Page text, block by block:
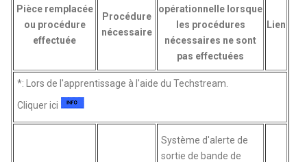
Pièce remplacée
ou procédure
effectuée
Procédure
nécessaire
opérationnelle lorsque
les procédures
nécessaires ne sont
pas effectuées
Lien
*: Lors de l'apprentissage à l'aide du Techstream.
Cliquer ici
Système d'alerte de
sortie de bande de